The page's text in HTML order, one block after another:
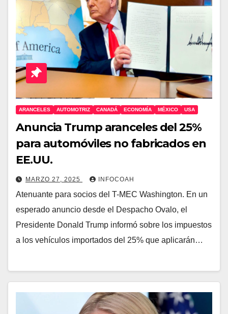
ARANCELES AUTOMOTRIZ CANADÁ ECONOMÍA MÉXICO USA
Anuncia Trump aranceles del 25%
para automóviles no fabricados en
EE.UU.
MARZO 27, 2025 INFOCOAH
Atenuante para socios del T-MEC Washington. En un
esperado anuncio desde el Despacho Ovalo, el
Presidente Donald Trump informó sobre los impuestos
a los vehículos importados del 25% que aplicarán…